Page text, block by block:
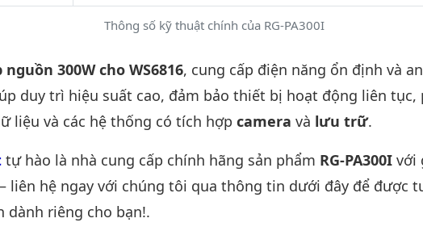
Thông số kỹ thuật chính của RG-PA300I
nguồn 300W cho WS6816, cung cấp điện năng ổn định và
duy trì hiệu suất cao, đảm bảo thiết bị hoạt động liên tục,
liệu và các hệ thống có tích hợp camera và lưu trữ.
tự hào là nhà cung cấp chính hãng sản phẩm RG-PA300I với
liên hệ ngay với chúng tôi qua thông tin dưới đây để được
dành riêng cho bạn!.